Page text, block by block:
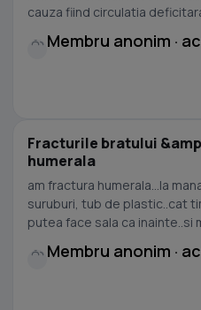
cauza fiind circulatia
Membru anonim ·
Fracturile bratului
humerala
am fractura humerala...la
suruburi, tub de plastic..cat
putea face sala ca inainte..si
Membru anonim ·